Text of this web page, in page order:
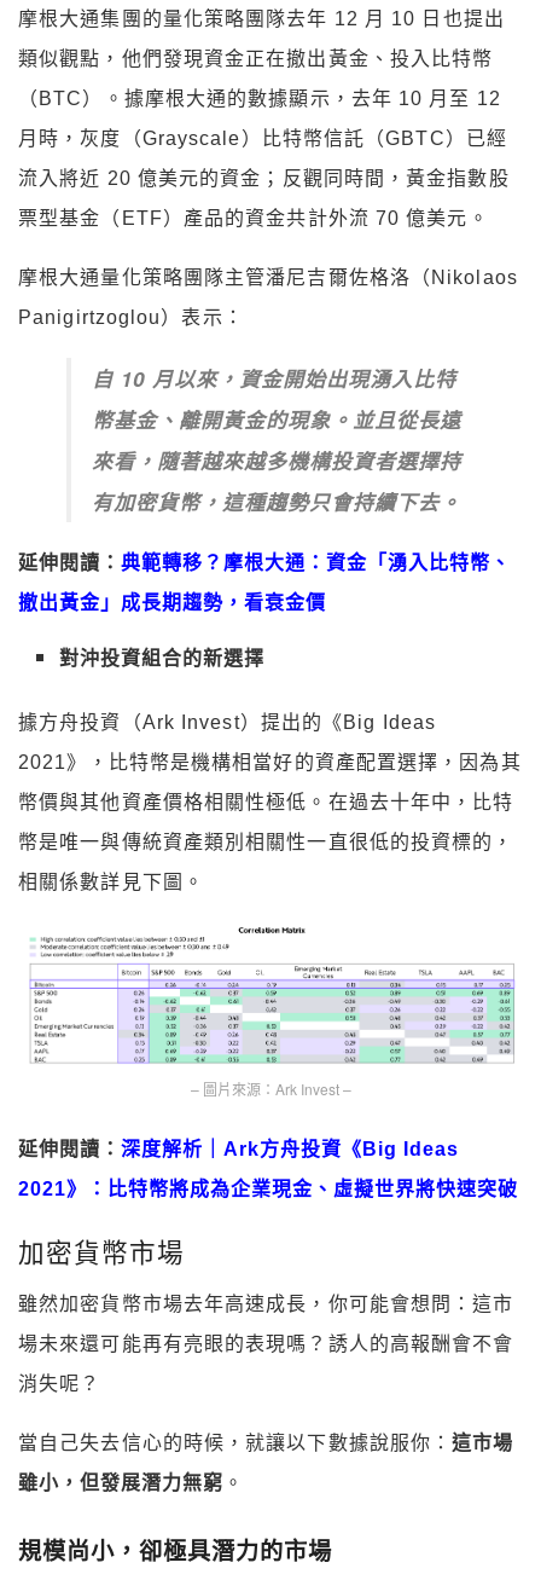
摩根大通集團的量化策略團隊去年 12 月 10 日也提出
類似觀點，他們發現資金正在撤出黃金、投入比特幣
（BTC）。據摩根大通的數據顯示，去年 10 月至 12
月時，灰度（Grayscale）比特幣信託（GBTC）已經
流入將近 20 億美元的資金；反觀同時間，黃金指數股
票型基金（ETF）產品的資金共計外流 70 億美元。
摩根大通量化策略團隊主管潘尼吉爾佐格洛（Nikolaos
Panigirtzoglou）表示：
自 10 月以來，資金開始出現湧入比特
幣基金、離開黃金的現象。並且從長遠
來看，隨著越來越多機構投資者選擇持
有加密貨幣，這種趨勢只會持續下去。
延伸閱讀： 典範轉移？摩根大通：資金「湧入比特幣、
撤出黃金」成長期趨勢，看衰金價
對沖投資組合的新選擇
據方舟投資（Ark Invest）提出的《Big Ideas
2021》，比特幣是機構相當好的資產配置選擇，因為其
幣價與其他資產價格相關性極低。在過去十年中，比特
幣是唯一與傳統資產類別相關性一直很低的投資標的，
相關係數詳見下圖。
– 圖片來源：Ark Invest –
延伸閱讀： 深度解析｜Ark方舟投資《Big Ideas
2021》：比特幣將成為企業現金、虛擬世界將快速突破
加密貨幣市場
雖然加密貨幣市場去年高速成長，你可能會想問：這市
場未來還可能再有亮眼的表現嗎？誘人的高報酬會不會
消失呢？
當自己失去信心的時候，就讓以下數據說服你：這市場
雖小，但發展潛力無窮 。
規模尚小，卻極具潛力的市場